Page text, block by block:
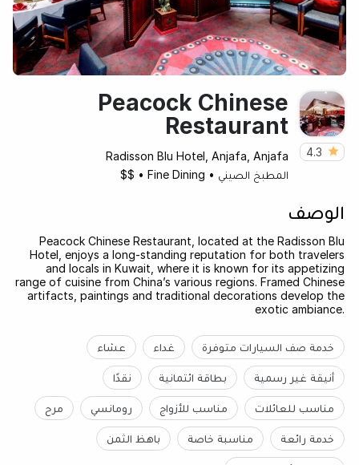
4.3
Peacock Chinese
Restaurant
Radisson Blu Hotel, Anjafa, Anjafa
المطبخ الصيني •
Fine Dining
•
$$
الوصف
Peacock Chinese Restaurant, located at the Radisson Blu
Hotel, enjoys a long-standing reputation for both travelers
and locals in Kuwait, where it is known for its appetizing
range of cuisine from China’s various regions. Framed Chinese
artifacts, paintings and traditional decorations develop the
exotic ambiance.
خدمة صف السيارات متوفرة غداء عشاء
أنيقة غير رسمية بطاقة ائتمانية نقدًا
مناسب للعائلات مناسب للأزواج رومانسي مرح
خدمة رائعة مناسبة خاصة باهظ الثمن